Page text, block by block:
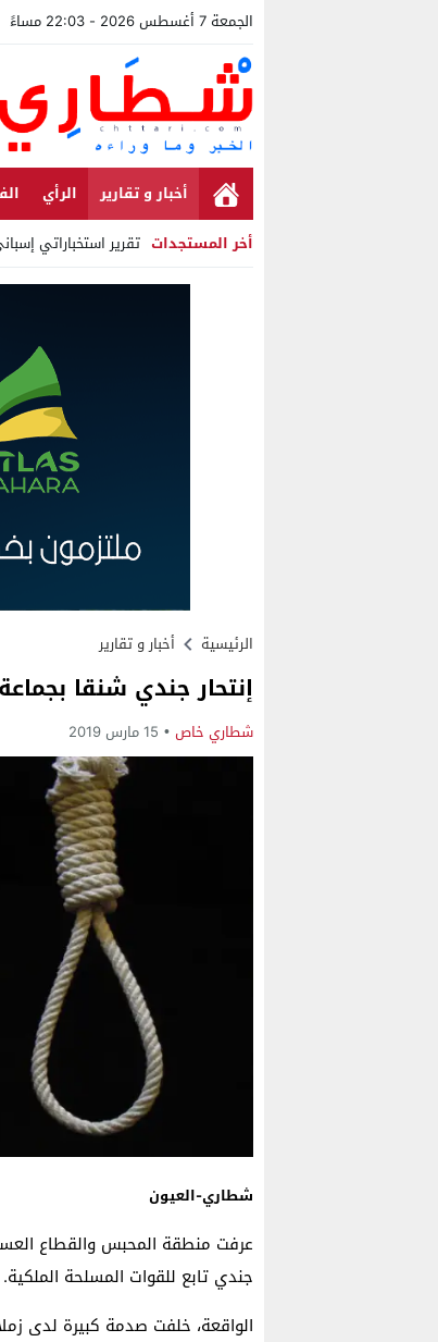
الجمعة 7 أغسطس 2026 - 22:03 مساءً
أخبار و تقارير الرأي
أخر المستجدات تقرير استخباراتي إسباني
Stop
الرئيسية أخبار و تقارير
إنتحار جندي شنقا
شطاري خاص 15 مارس 2019
شطاري-العيون
عرفت منطقة المحبس والقطاع
جندي تابع للقوات المسلحة الملكية.
الواقعة، خلفت صدمة كبيرة لدى